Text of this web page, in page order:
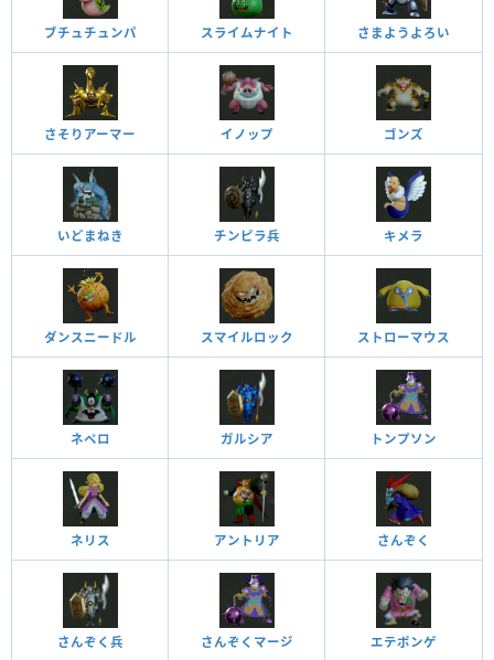
ブチュチュンパ スライムナイト さまようよろい
さそりアーマー イノップ ゴンズ
いどまねき チンピラ兵 キメラ
ダンスニードル スマイルロック ストローマウス
ネペロ ガルシア トンプソン
ネリス アントリア さんぞく
さんぞく兵 さんぞくマージ エテポンゲ